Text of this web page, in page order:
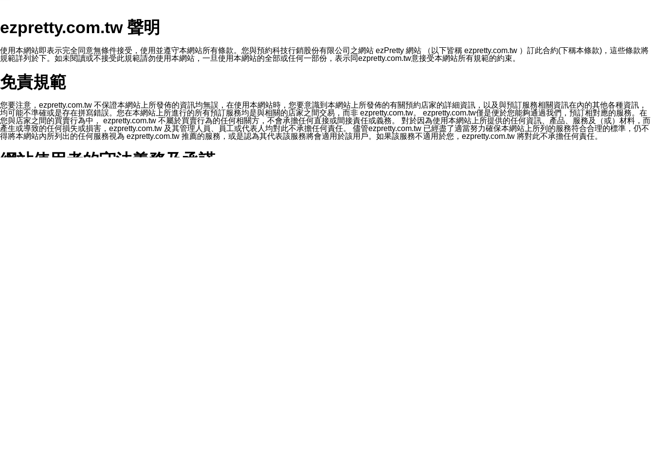
本公司/本服務將以通知型訊息傳送重要訊息給您。即使未加入本公司/本服務好友，您仍可接收到通知型訊息。
本公司/本服務傳送之通知型訊息以對您有效且重要的訊息為限，以廣告或其他目的的訊息皆不會被傳送。滿足以下三個條件者，將可收到通知型訊息。
2.該 LINE 帳號已在 LINE APP 設定中，同意接收通知型訊息。
3.LINE 帳號未封鎖傳送訊息之 LINE 官方帳號。
欲變更通知型訊息的設定，操作如下：
1.點選「主頁」＞「設定」
2.點選「隱私設定」
3.點選「提供使用資料」
5.開關「接收LINE通知型訊息」
❗️關閉「接收通知型訊息」後，將不會接收到來自任何企業官方帳號或認證官方帳號的通知型訊息。
ezpretty.com.tw 聲明
使用本網站即表示完全同意無條件接受，使用並遵守本網站所有條款。您與預約科技行銷股份有限公司之網站 ezPretty 網站 （以下皆稱 ezpretty.com.tw ）訂此合約(下稱本條款)，這些條款將
規範詳列於下。如未閱讀或不接受此規範請勿使用本網站，一旦使用本網站的全部或任何一部份，表示同ezpretty.com.tw意接受本網站所有規範的約束。
免責規範
您要注意，ezpretty.com.tw 不保證本網站上所發佈的資訊均無誤，在使用本網站時，您要意識到本網站上所發佈的有關預約店家的詳細資訊，以及與預訂服務相關資訊在內的其他各種資訊，
均可能不準確或是存在拼寫錯誤。您在本網站上所進行的所有預訂服務均是與相關的店家之間交易，而非 ezpretty.com.tw。 ezpretty.com.tw僅是便於您能夠通過我們，預訂相對應的服務。在
您與店家之間的買賣行為中， ezpretty.com.tw 不屬於買賣行為的任何相關方，不會承擔任何直接或間接責任或義務。 對於因為使用本網站上所提供的任何資訊、產品、服務及（或）材料，而
產生或導致的任何損失或損害，ezpretty.com.tw 及其管理人員、員工或代表人均對此不承擔任何責任。 儘管ezpretty.com.tw 已經盡了適當努力確保本網站上所列的服務符合合理的標準，仍不
得將本網站內所列出的任何服務視為 ezpretty.com.tw 推薦的服務，或是認為其代表該服務將會適用於該用戶。如果該服務不適用於您，ezpretty.com.tw 將對此不承擔任何責任。
網站使用者的守法義務及承諾